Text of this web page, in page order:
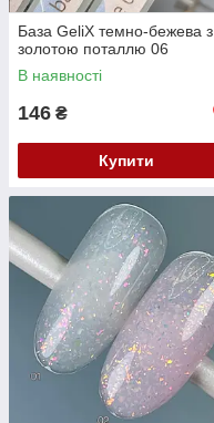
База GeliX темно-бежева з
золотою поталлю 06
В наявності
146 ₴
Купити